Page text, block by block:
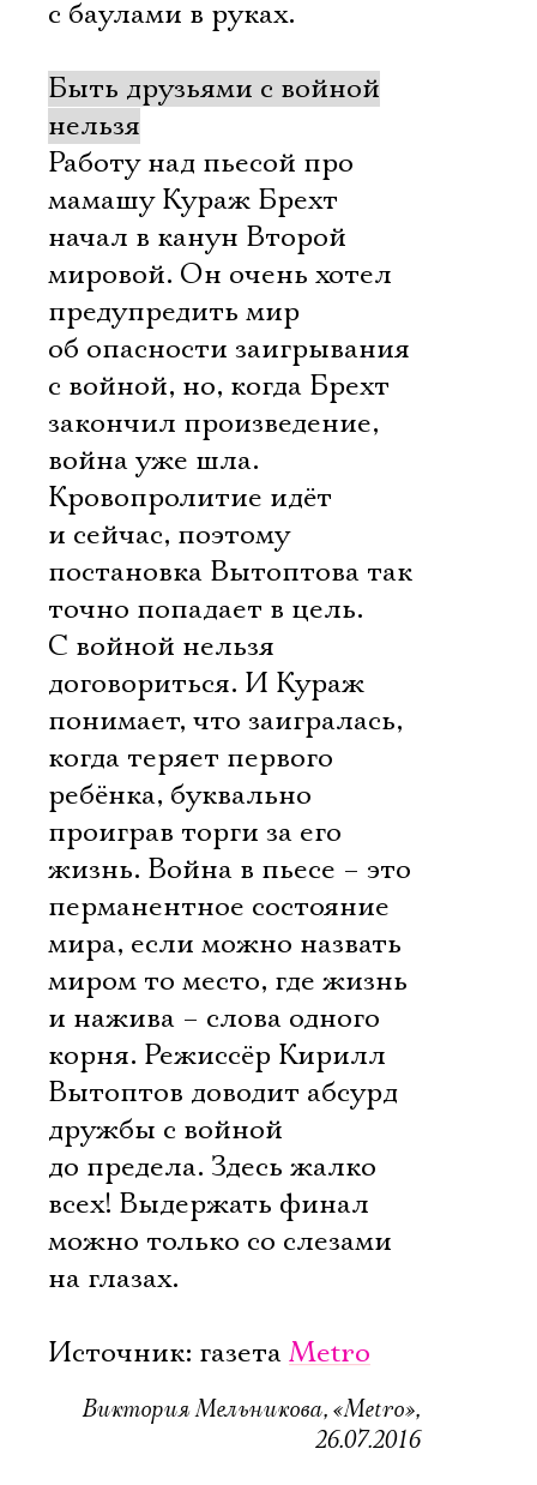
с баулами в руках.
Быть друзьями с войной
нельзя
Работу над пьесой про
мамашу Кураж Брехт
начал в канун Второй
мировой. Он очень хотел
предупредить мир
об опасности заигрывания
с войной, но, когда Брехт
закончил произведение,
война уже шла.
Кровопролитие идёт
и сейчас, поэтому
постановка Вытоптова так
точно попадает в цель.
С войной нельзя
договориться. И Кураж
понимает, что заигралась,
когда теряет первого
ребёнка, буквально
проиграв торги за его
жизнь. Война в пьесе – это
перманентное состояние
мира, если можно назвать
миром то место, где жизнь
и нажива – слова одного
корня. Режиссёр Кирилл
Вытоптов доводит абсурд
дружбы с войной
до предела. Здесь жалко
всех! Выдержать финал
можно только со слезами
на глазах.
Источник: газета Metro
Виктория Мельникова, «Metro»,
26.07.2016